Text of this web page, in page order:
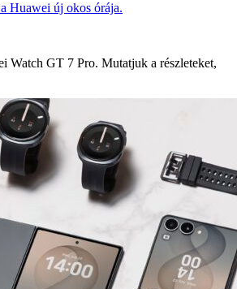
Huawei új okos órája.
Watch GT 7 Pro. Mutatjuk a részleteket,